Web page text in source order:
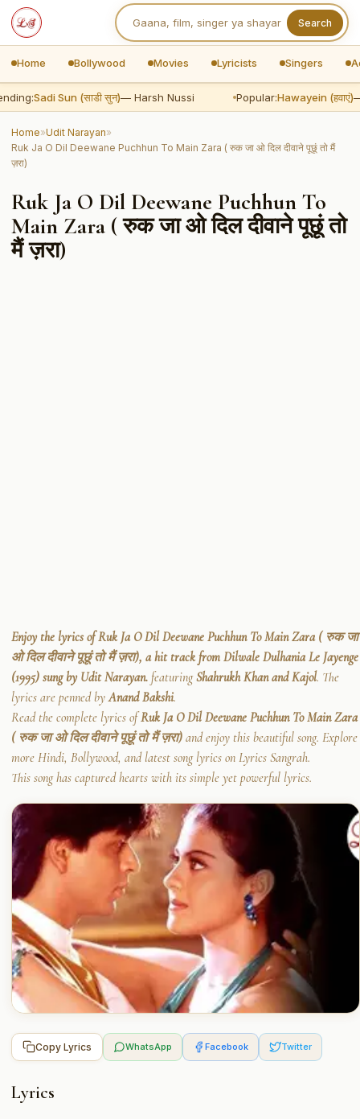
Search
Home Bollywood Movies Lyricists Singers
Sadi Sun (साडी सुन)— Harsh Nussi Popular:Hawayein (हवाएं)—
Home»Udit Narayan»
Ruk Ja O Dil Deewane Puchhun To Main Zara ( रुक जा ओ दिल दीवाने पूछूं तो मैं
ज़रा)
Ruk Ja O Dil Deewane Puchhun To
Main Zara ( रुक जा ओ दिल दीवाने पूछूं तो
मैं ज़रा)
Enjoy the lyrics of Ruk Ja O Dil Deewane Puchhun To Main Zara ( रुक जा
ओ दिल दीवाने पूछूं तो मैं ज़रा), a hit track from Dilwale Dulhania Le Jayenge
(1995) sung by Udit Narayan. featuringShahrukh Khan and Kajol. The
lyrics are penned byAnand Bakshi.
Read the complete lyrics ofRuk Ja O Dil Deewane Puchhun To Main Zara
( रुक जा ओ दिल दीवाने पूछूं तो मैं ज़रा) and enjoy this beautiful song. Explore
more Hindi, Bollywood, and latest song lyrics on Lyrics Sangrah.
This song has captured hearts with its simple yet powerful lyrics.
Copy Lyrics WhatsApp Facebook Twitter
Lyrics